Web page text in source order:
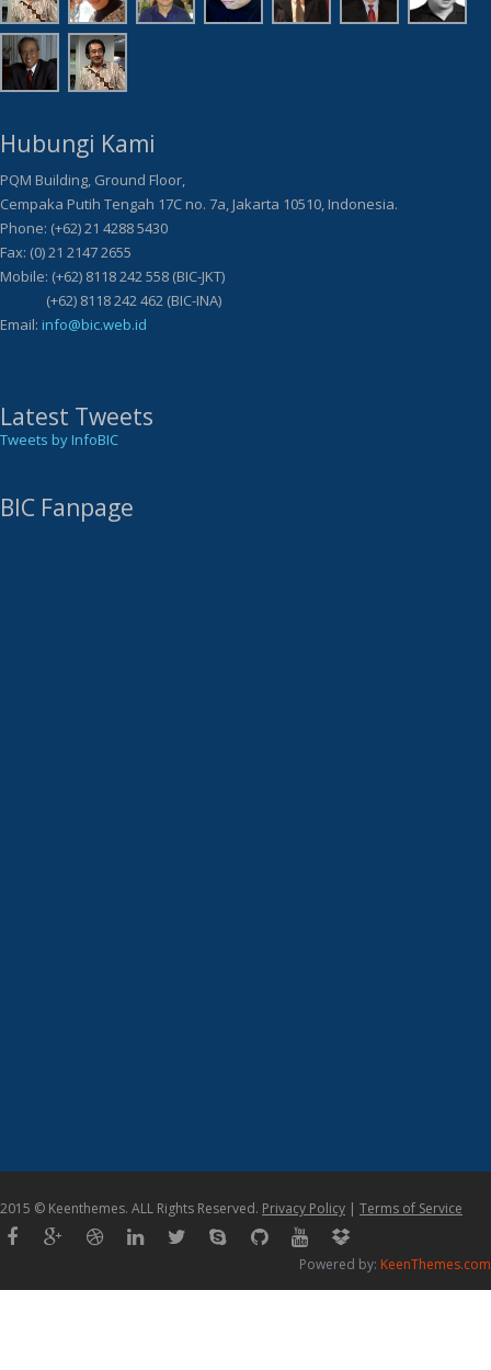
Hubungi Kami
PQM Building, Ground Floor,
Cempaka Putih Tengah 17C no. 7a, Jakarta 10510, Indonesia.
Phone: (+62) 21 4288 5430
Fax: (0) 21 2147 2655
Mobile: (+62) 8118 242 558 (BIC-JKT)
(+62) 8118 242 462 (BIC-INA)
Email: info@bic.web.id
Latest Tweets
Tweets by InfoBIC
BIC Fanpage
2015 © Keenthemes. ALL Rights Reserved. Privacy Policy | Terms of Service
Powered by: KeenThemes.com